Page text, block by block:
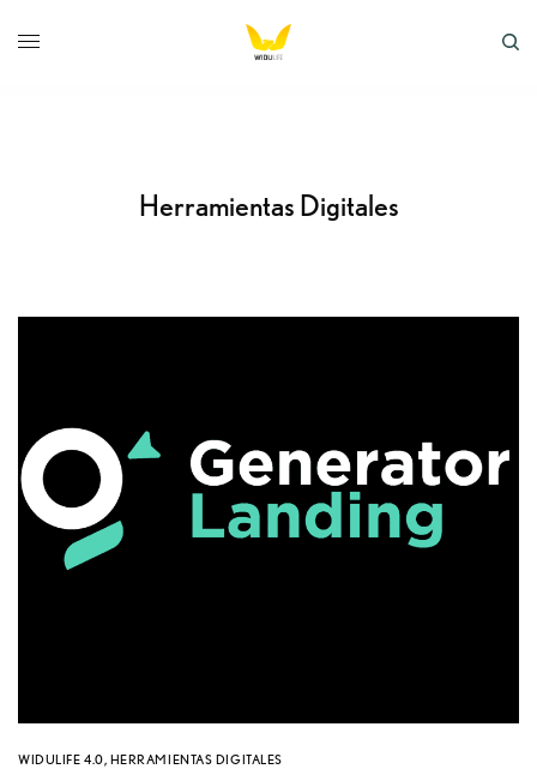
Herramientas Digitales
WIDULIFE 4.0, HERRAMIENTAS DIGITALES